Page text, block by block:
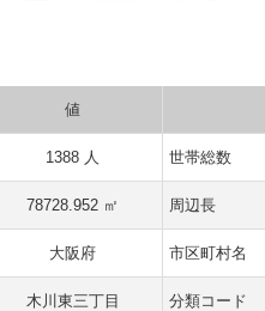
値
1388 人 世帯総数
78728.952 ㎡ 周辺長
大阪府 市区町村名
木川東三丁目 分類コード